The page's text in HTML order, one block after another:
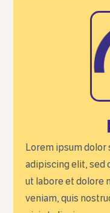
Lorem ipsum
adipiscing elit, sed
ut labore et dolore
veniam, quis